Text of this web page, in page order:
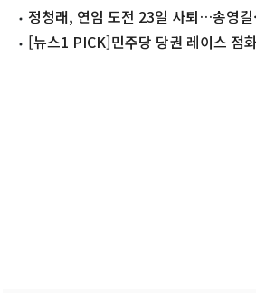
평 정청래, 연임 도전 23일 사퇴…송영길
(종합)
[뉴스1 PICK]민주당 당권 레이스 점